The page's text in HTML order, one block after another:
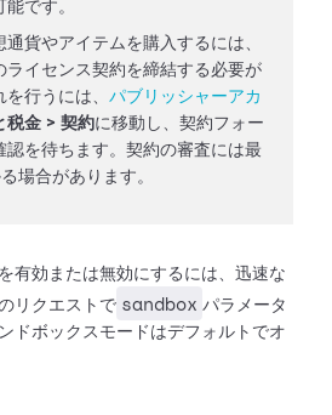
です。
貨やアイテムを購入するには、
ライセンス契約を締結する必要が
行うには、 パブリッシャーアカ
税金 > 契約に移動し、契約フォー
認を待ちます。契約の審査には最
場合があります。
有効または無効にするには、迅速な
リクエストで sandbox パラメータ
ドボックスモードはデフォルトでオ